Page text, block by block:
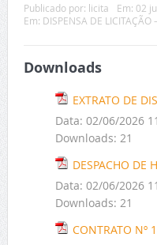
Publicado por: licita Em: 02
Em: DISPENSA DE
Downloads
EXTRATO DE
Data: 02/06/2026
Downloads: 21
DESPACHO DE
Data: 02/06/2026
Downloads: 21
CONTRATO Nº